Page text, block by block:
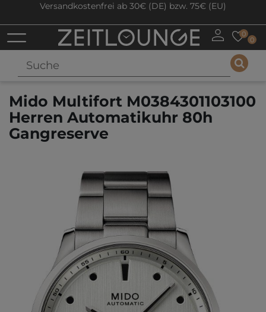
Versandkostenfrei ab 30€ (DE) bzw. 75€ (EU)
0
0
Mido Multifort M0384301103100
Herren Automatikuhr 80h
Gangreserve